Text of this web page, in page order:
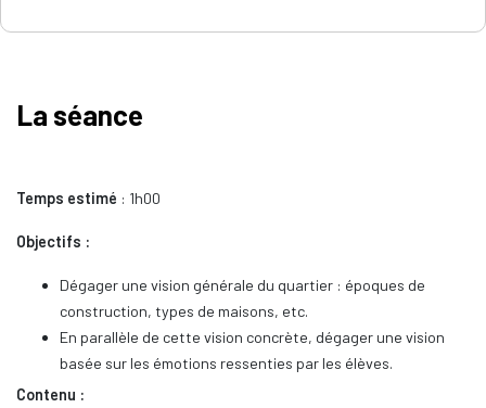
La séance
Temps estimé : 1h00
Objectifs :
Dégager une vision générale du quartier : époques de
construction, types de maisons, etc.
En parallèle de cette vision concrète, dégager une vision
basée sur les émotions ressenties par les élèves.
Contenu :